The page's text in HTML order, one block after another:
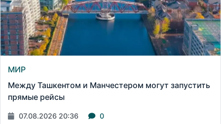
МИР
Между Ташкентом и Манчестером могут запустить
прямые рейсы
07.08.2026 20:36 0